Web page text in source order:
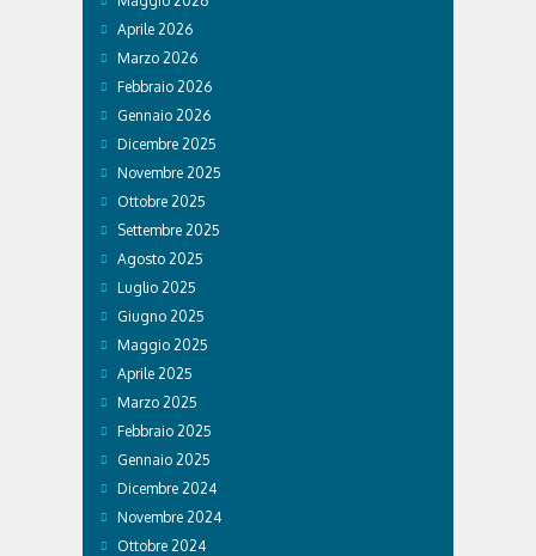
Aprile 2026
Marzo 2026
Febbraio 2026
Gennaio 2026
Dicembre 2025
Novembre 2025
Ottobre 2025
Settembre 2025
Agosto 2025
Luglio 2025
Giugno 2025
Maggio 2025
Aprile 2025
Marzo 2025
Febbraio 2025
Gennaio 2025
Dicembre 2024
Novembre 2024
Ottobre 2024